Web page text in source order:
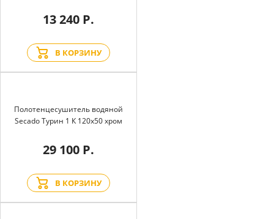
13 240 Р.
В КОРЗИНУ
Полотенцесушитель водяной
Secado Турин 1 К 120x50 хром
29 100 Р.
В КОРЗИНУ